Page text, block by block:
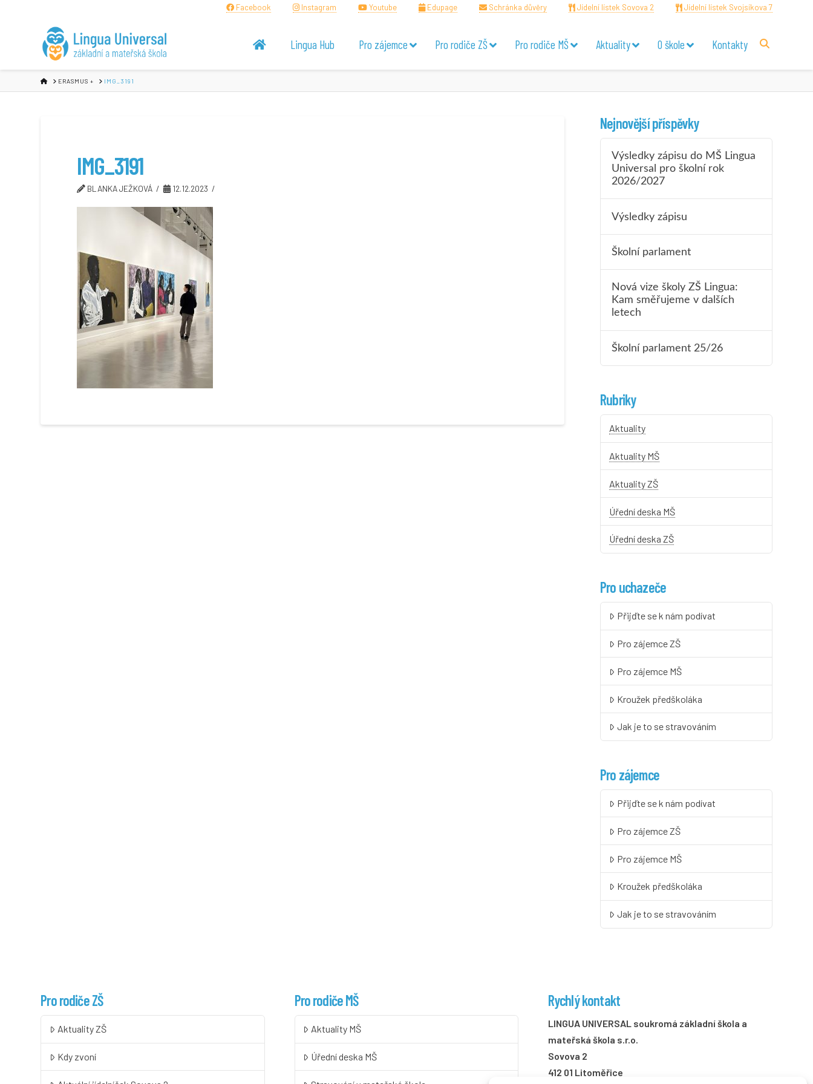
Facebook Instagram Youtube Edupage Schránka důvěry Jídelní lístek Sovova 2 Jídelní lístek Svojsíkova 7
Lingua Hub Pro zájemce Pro rodiče ZŠ Pro rodiče MŠ Aktuality O škole Kontakty
HOMEERASMUS + IMG_3191
IMG_3191
BLANKA JEŽKOVÁ 12.12.2023
Nejnovější příspěvky
Výsledky zápisu do MŠ Lingua
Universal pro školní rok
2026/2027
Výsledky zápisu
Školní parlament
Nová vize školy ZŠ Lingua:
Kam směřujeme v dalších
letech
Školní parlament 25/26
Rubriky
Aktuality
Aktuality MŠ
Aktuality ZŠ
Úřední deska MŠ
Úřední deska ZŠ
Pro uchazeče
Přijďte se k nám podívat
Pro zájemce ZŠ
Pro zájemce MŠ
Kroužek předškoláka
Jak je to se stravováním
Pro zájemce
Přijďte se k nám podívat
Pro zájemce ZŠ
Pro zájemce MŠ
Kroužek předškoláka
Jak je to se stravováním
Pro rodiče ZŠ
Aktuality ZŠ
Kdy zvoní
Pro rodiče MŠ
Aktuality MŠ
Úřední deska MŠ
Rychlý kontakt
LINGUA UNIVERSAL soukromá základní škola a
mateřská škola s.r.o.
Sovova 2
412 01 Litoměřice